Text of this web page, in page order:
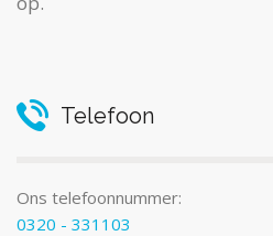
Telefoon
Ons telefoonnummer:
0320 - 331103